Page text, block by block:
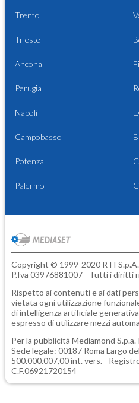
Trento
Trieste
Ancona
Perugia
Napoli
Campobasso
Potenza
Palermo
Copyright © 1999-2020 RTI
P.Iva 03976881007 - Tutti i diritti
Rispetto ai contenuti e ai dati
vietata ogni utilizzazione
di intelligenza artificiale
espresso di utilizzare mezzi
Per la pubblicità Mediamond S.p.a.
Sede legale: 00187 Roma Largo
500.000.007,00 int. vers. -
C.F.06921720154